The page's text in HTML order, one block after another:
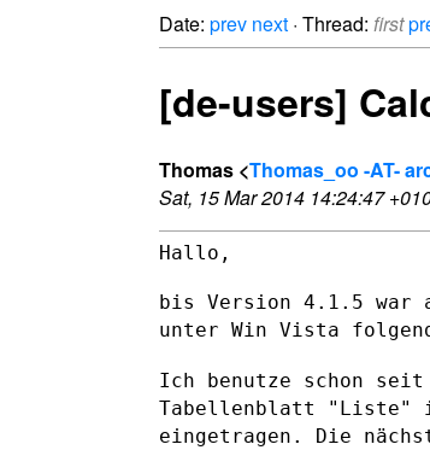
Date: prev next · Thread: first
[de-users]
Thomas <Thomas_oo -AT-
Sat, 15 Mar 2014 14:24:47
Hallo,
bis Version 4.1.5
unter Win Vista
Ich benutze schon
Tabellenblatt "Liste"
eingetragen. Die